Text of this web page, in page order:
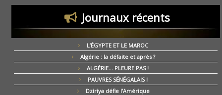
Journaux récents
L’ÉGYPTE ET LE MAROC
Algérie : la défaite et après ?
ALGÉRIE… PLEURE PAS !
PAUVRES SÉNÉGALAIS !
Dziriya défie l’Amérique